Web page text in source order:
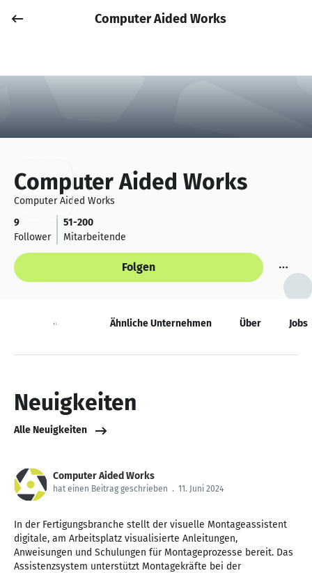
Anmelden
Computer Aided Works
Computer Aided Works
Computer Aided Works
9
Follower
51-200
Mitarbeitende
Folgen
Neuigkeiten Ähnliche Unternehmen Über Jobs
Neuigkeiten
Alle Neuigkeiten
Computer Aided Works
hat einen Beitrag geschrieben . 11. Juni 2024
In der Fertigungsbranche stellt der visuelle Montageassistent
digitale, am Arbeitsplatz visualisierte Anleitungen,
Anweisungen und Schulungen für Montageprozesse bereit. Das
Assistenzsystem unterstützt Montagekräfte bei der